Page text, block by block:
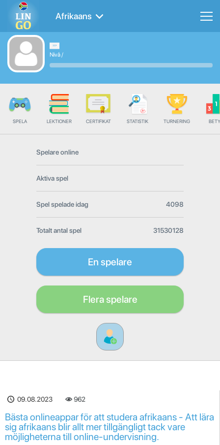
Afrikaans
Nivå/
SPELA LEKTIONER CERTIFIKAT STATISTIK TURNERING
Spelare online
Aktiva spel
Spel spelade idag 4098
Totalt antal spel 31530128
En spelare
Flera spelare
09.08.2023 962
Bästa onlineappar för att studera afrikaans - Att lära
sig afrikaans blir allt mer tillgängligt tack vare
möjligheterna till online-undervisning.